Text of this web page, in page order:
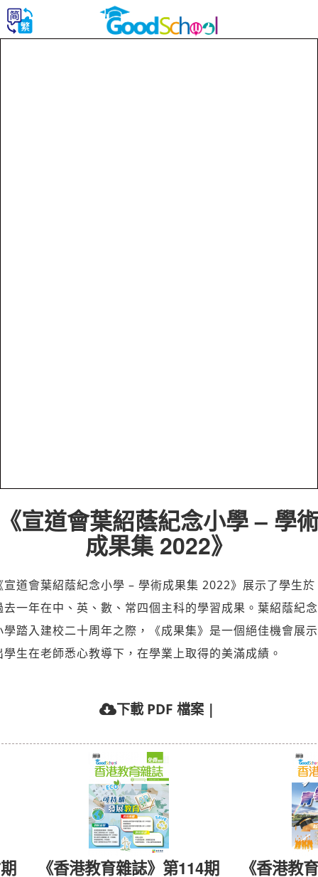
宣道會葉紹蔭紀念小學 – 學
成果集 2022》
宣道會葉紹蔭紀念小學 – 學術成果集 2022》展示了學生於
去一年在中、英、數、常四個主科的學習成果。葉紹蔭紀念
學踏入建校二十周年之際，《成果集》是一個絕佳機會展示
學生在老師悉心教導下，在學業上取得的美滿成績。
下載 PDF 檔案 |
《香港教育雜誌》第114期 《香港教